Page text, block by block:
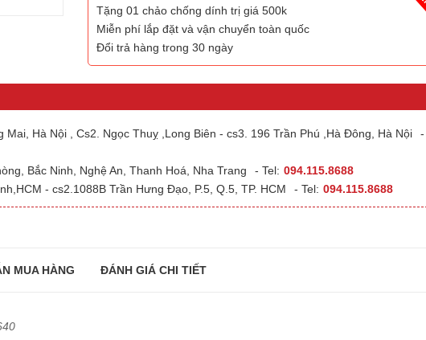
Tặng 01 chảo chống dính trị giá 500k
Miễn phí lắp đặt và vận chuyển toàn quốc
Đổi trả hàng trong 30 ngày
Mai, Hà Nội , Cs2. Ngọc Thuỵ ,Long Biên - cs3. 196 Trần Phú ,Hà Đông, Hà Nội
-
Bắc Ninh, Nghệ An, Thanh Hoá, Nha Trang - Tel: 094.115.8688
- cs2.1088B Trần Hưng Đạo, P.5, Q.5, TP. HCM - Tel: 094.115.8688
MUA HÀNG ĐÁNH GIÁ CHI TIẾT